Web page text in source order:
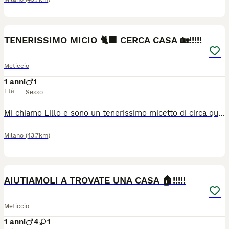
TENERISSIMO MICIO 🐈‍⬛ CERCA CASA 🏡!!!!!
Meticcio
1 anni
Età
1
Sesso
Mi chiamo Lillo e sono un tenerissimo micetto di circa quattro mesi in cerca di una famiglia che mi ami, io ricambierò con tante fusa e tanto tantissimo amore Attualmente vivo in Calabria ma posso raggiungere tutta Italia, i viaggi non mi spaventano Per maggiori informazioni contattare CHETI al n. 3290952932 (meglio whatsapp)
Milano (43.7km)
AIUTIAMOLI A TROVATE UNA CASA 🏠!!!!!
Meticcio
1 anni 4 1